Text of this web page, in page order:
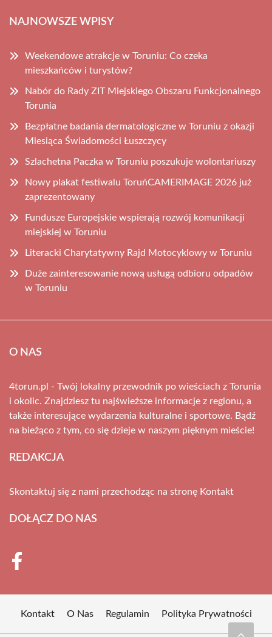
NAJNOWSZE WPISY
Weekendowe atrakcje w Toruniu: Co czeka
mieszkańców i turystów?
Nabór do Rady ZIT Miejskiego Obszaru Funkcjonalnego
Torunia
Bezpłatne badania dermatologiczne w Toruniu z okazji
Miesiąca Świadomości Łuszczycy
Szlachetna Paczka w Toruniu poszukuje wolontariuszy
Nowy plakat festiwalu ToruńCAMERIMAGE 2026 już
zaprezentowany
Fundusze Europejskie wspierają rozwój komunikacji
miejskiej w Toruniu
Literacki Charytatywny Rajd Motocyklowy w Toruniu
Duże zainteresowanie nową usługą odbioru odpadów
w Toruniu
O NAS
4torun.pl - Twój lokalny przewodnik po wieściach z Torunia
i okolic. Znajdziesz tu najświeższe informacje z regionu, a
także interesujące wydarzenia kulturalne i sportowe. Bądź
na bieżąco z tym, co się dzieje w naszym pięknym mieście!
REDAKCJA
Skontaktuj się z nami przechodząc na stronę Kontakt
DOŁĄCZ DO NAS
Kontakt O Nas Regulamin Polityka Prywatności